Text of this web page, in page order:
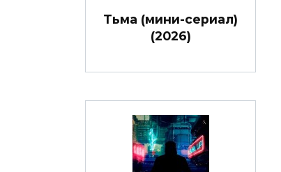
Тьма (мини-сериал)
(2026)